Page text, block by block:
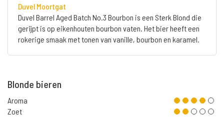
Duvel Moortgat
Duvel Barrel Aged Batch No.3 Bourbon is een Sterk Blond die
gerijpt is op eikenhouten bourbon vaten. Het bier heeft een
rokerige smaak met tonen van vanille, bourbon en karamel.
Blonde bieren
Aroma
Zoet